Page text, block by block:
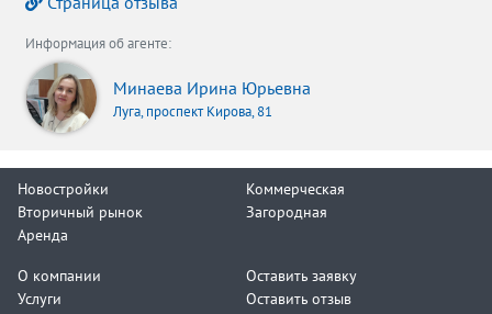
Информация об агенте:
Минаева Ирина Юрьевна
Луга, проспект Кирова, 81
Новостройки
Вторичный рынок
Аренда
Коммерческая
Загородная
О компании
Услуги
Оставить заявку
Оставить отзыв